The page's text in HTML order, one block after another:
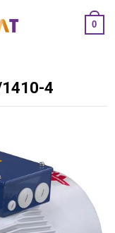
0
1410-4